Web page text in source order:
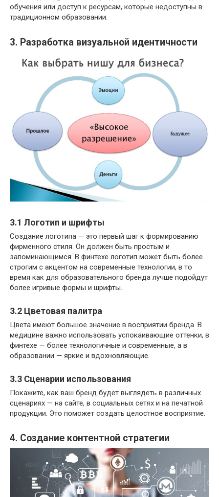
обучения или доступ к ресурсам, которые недоступны в
традиционном образовании.
3. Разработка визуальной идентичности
3.1 Логотип и шрифты
Создание логотипа — это первый шаг к формированию
фирменного стиля. Он должен быть простым и
запоминающимся. В финтехе логотип может быть более
строгим с акцентом на современные технологии, в то
время как для образовательного бренда лучше подойдут
более игривые формы и шрифты.
3.2 Цветовая палитра
Цвета имеют большое значение в восприятии бренда. В
медицине важно использовать успокаивающие оттенки, в
финтехе — более технологичные и современные, а в
образовании — яркие и вдохновляющие.
3.3 Сценарии использования
Покажите, как ваш бренд будет выглядеть в различных
сценариях — на сайте, в социальных сетях и на печатной
продукции. Это поможет создать целостное восприятие.
4. Создание контентной стратегии